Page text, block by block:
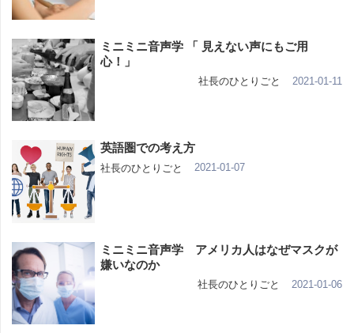
ミニミニ音声学 「 見えない声にもご用
心！」
社長のひとりごと 2021-01-11
英語圏での考え方
社長のひとりごと 2021-01-07
ミニミニ音声学 アメリカ人はなぜマスクが
嫌いなのか
社長のひとりごと 2021-01-06